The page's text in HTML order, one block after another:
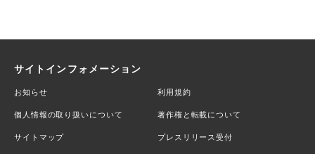
サイトインフォメーション
お知らせ 利用規約
個人情報の取り扱いについて 著作権と転載について
サイトマップ プレスリリース受付